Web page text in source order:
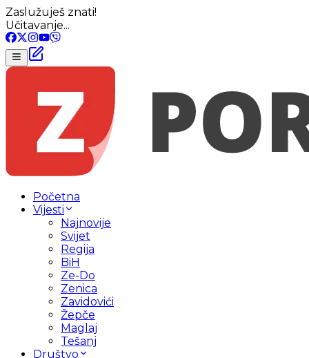
Zaslužuješ znati!
Učitavanje...
Početna
Vijesti
Najnovije
Svijet
Regija
BiH
Ze-Do
Zenica
Zavidovići
Žepče
Maglaj
Tešanj
Društvo